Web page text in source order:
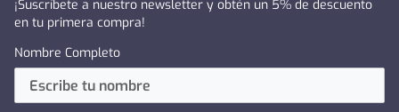
¡Suscríbete a nuestro newsletter y obtén un 5% de descuento
en tu primera compra!
Nombre Completo